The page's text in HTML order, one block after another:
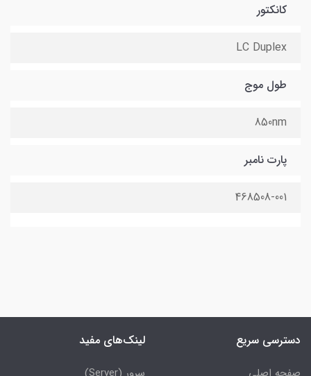
کانکتور
LC Duplex
طول موج
850nm
پارت نامبر
468508-001
دسترسی سریع لینک‌های مفید